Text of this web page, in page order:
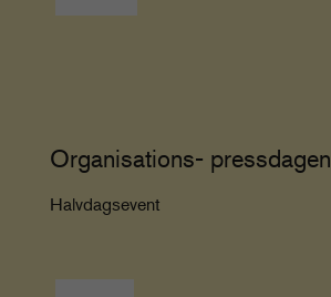
Organisations- pressdagen
Halvdagsevent